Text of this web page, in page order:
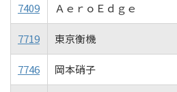
7409 ＡｅｒｏＥｄｇｅ
7719 東京衡機
7746 岡本硝子